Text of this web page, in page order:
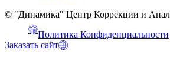
© "Динамика" Центр Коррекции и
Политика Конфиденциальности
Заказать сайт